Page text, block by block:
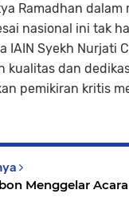
Ramadhan dalam
nasional ini tak
IAIN Syekh Nurjati
kualitas dan
pemikiran kritis
Menggelar